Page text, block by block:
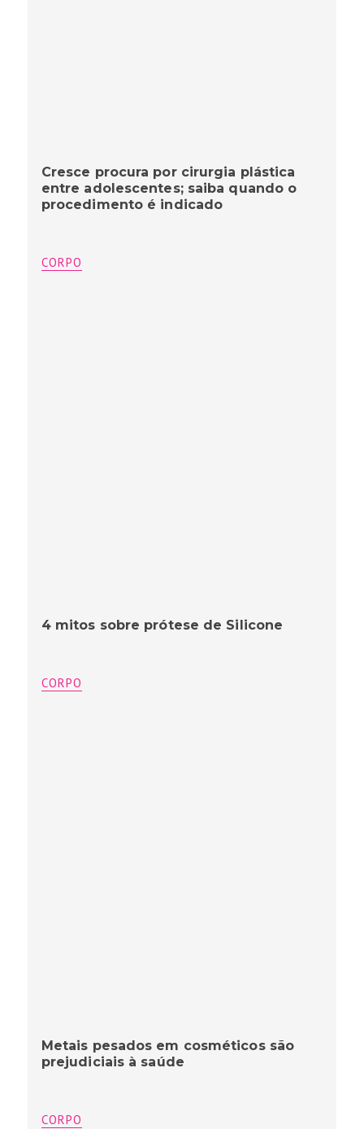
Cresce procura por cirurgia plástica
entre adolescentes; saiba quando o
procedimento é indicado
CORPO
4 mitos sobre prótese de Silicone
CORPO
Metais pesados em cosméticos são
prejudiciais à saúde
CORPO